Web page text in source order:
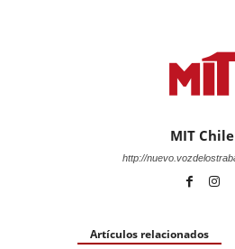
MIT Chile
http://
Artículos relacionados